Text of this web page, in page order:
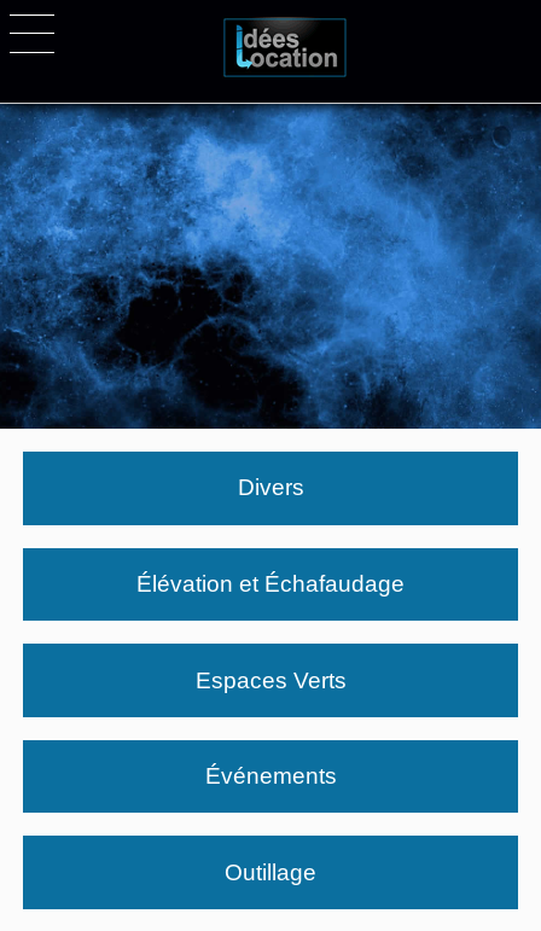
Divers
Élévation et Échafaudage
Espaces Verts
Événements
Outillage